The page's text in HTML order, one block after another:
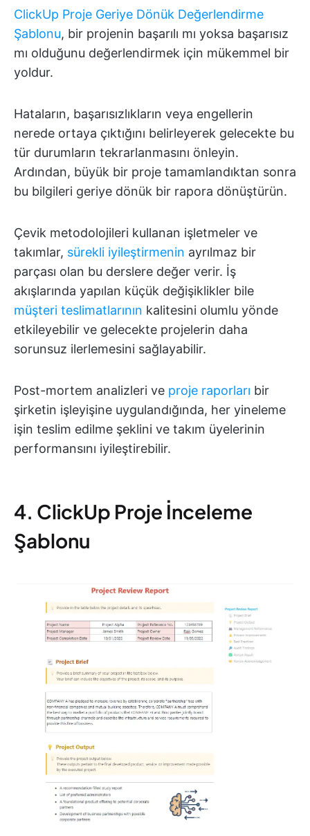
ClickUp Proje Geriye Dönük Değerlendirme
Şablonu, bir projenin başarılı mı yoksa başarısız
mı olduğunu değerlendirmek için mükemmel bir
yoldur.
Hataların, başarısızlıkların veya engellerin
nerede ortaya çıktığını belirleyerek gelecekte bu
tür durumların tekrarlanmasını önleyin.
Ardından, büyük bir proje tamamlandıktan sonra
bu bilgileri geriye dönük bir rapora dönüştürün.
Çevik metodolojileri kullanan işletmeler ve
takımlar, sürekli iyileştirmenin ayrılmaz bir
parçası olan bu derslere değer verir. İş
akışlarında yapılan küçük değişiklikler bile
müşteri teslimatlarının kalitesini olumlu yönde
etkileyebilir ve gelecekte projelerin daha
sorunsuz ilerlemesini sağlayabilir.
Post-mortem analizleri ve proje raporları bir
şirketin işleyişine uygulandığında, her yineleme
işin teslim edilme şeklini ve takım üyelerinin
performansını iyileştirebilir.
4. ClickUp Proje İnceleme
Şablonu